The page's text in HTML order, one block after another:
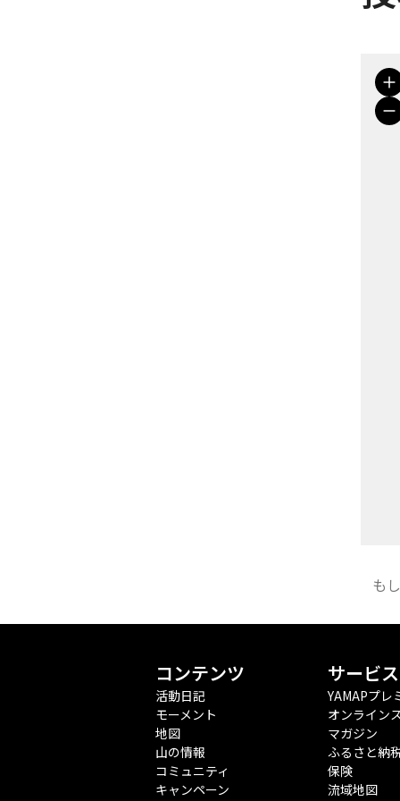
も
コンテンツ
活動日記
モーメント
地図
山の情報
コミュニティ
キャンペーン
サービス
YAMAPプレ
オンライン
マガジン
ふるさと納
保険
流域地図